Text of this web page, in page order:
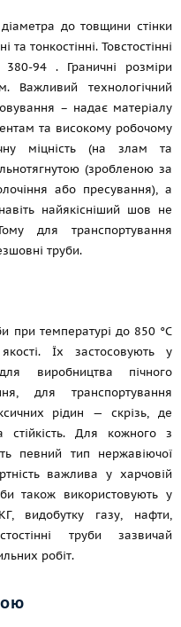
до товщини стінки
та тонкостінні. Товстостінні
380-94 . Граничні розміри
Важливий технологічний
– надає матеріалу
та високому робочому
міцність (на злам та
(зробленою за
або пресування), а
найякісніший шов не
для транспортування
труби.
при температурі до 850 °C
якості. Їх застосовують у
виробництва пічного
для транспортування
рідин — скрізь, де
стійкість. Для кожного з
певний тип нержавіючої
важлива у харчовій
також використовують у
видобутку газу, нафти,
труби зазвичай
робіт.